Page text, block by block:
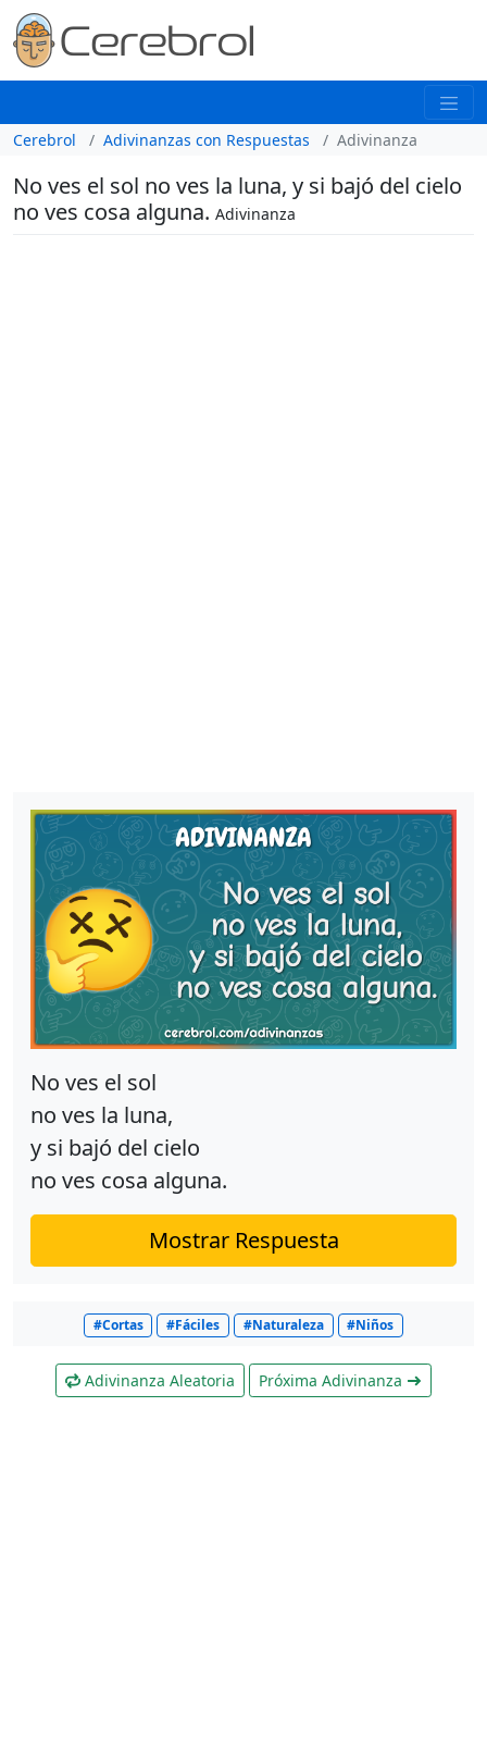
Cerebrol Adivinanzas con Respuestas Adivinanza
No ves el sol no ves la luna, y si bajó del cielo
no ves cosa alguna. Adivinanza
No ves el sol
no ves la luna,
y si bajó del cielo
no ves cosa alguna.
Mostrar Respuesta
#Cortas #Fáciles #Naturaleza #Niños
Adivinanza Aleatoria Próxima Adivinanza